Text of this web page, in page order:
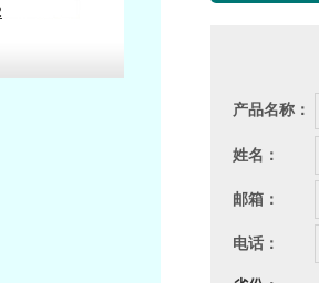
产品名称：
姓名：
邮箱：
电话：